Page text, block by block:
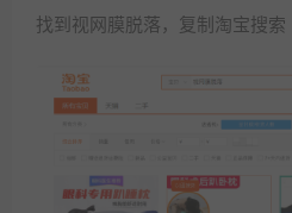
找到视网膜脱落，复制淘宝搜索